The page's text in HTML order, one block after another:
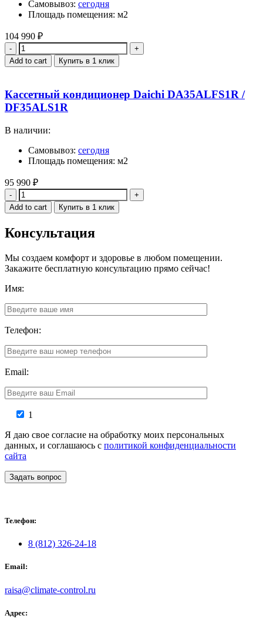
Самовывоз: сегодня
Площадь помещения: м2
104 990 ₽
Quantity
Add to cart Купить в 1 клик
Кассетный кондиционер Daichi DA35ALFS1R /
DF35ALS1R
В наличии:
Самовывоз: сегодня
Площадь помещения: м2
95 990 ₽
Quantity
Add to cart Купить в 1 клик
Консультация
Мы создаем комфорт и здоровье в любом помещении.
Закажите бесплатную консультацию прямо сейчас!
Имя:
Телефон:
Email:
1
Я даю свое согласие на обработку моих персональных
данных, и соглашаюсь с политикой конфиденциальности
сайта
Задать вопрос
Телефон:
8 (812) 326-24-18
Email:
raisa@climate-control.ru
Адрес: